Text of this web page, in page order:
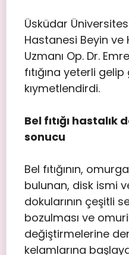
Üsküdar Üniversitesi
Hastanesi Beyin ve
Uzmanı Op. Dr.
fıtığına yeterli
kıymetlendirdi.
Bel fıtığı hastalık
sonucu
Bel fıtığının,
bulunan, disk ismi
dokularının çeşitli
bozulması ve
değiştirmelerine
kelamlarına